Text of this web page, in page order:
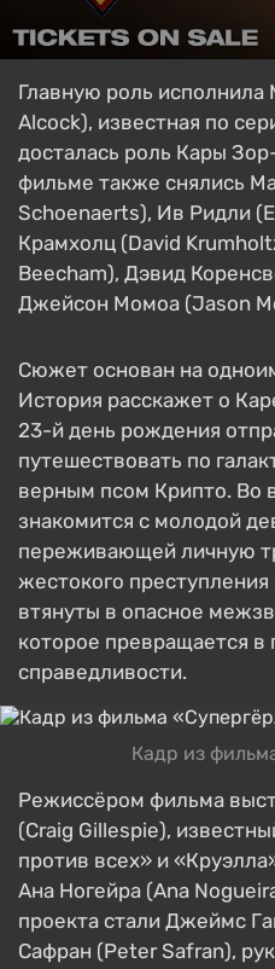
Главную роль
Alcock), известная по
досталась роль Кары
фильме также снялись
Schoenaerts), Ив Ридли
Крамхолц (David
Beecham), Дэвид
Джейсон Момоа (Jason
Сюжет основан на
История расскажет о
23-й день рождения
путешествовать по
верным псом Крипто. Во
знакомится с молодой
переживающей личную
жестокого
втянуты в опасное
которое превращается в
справедливости.
Кадр из
Режиссёром фильма
(Craig Gillespie),
против всех» и
Ана Ногейра (Ana
проекта стали Джеймс
Сафран (Peter Safran),